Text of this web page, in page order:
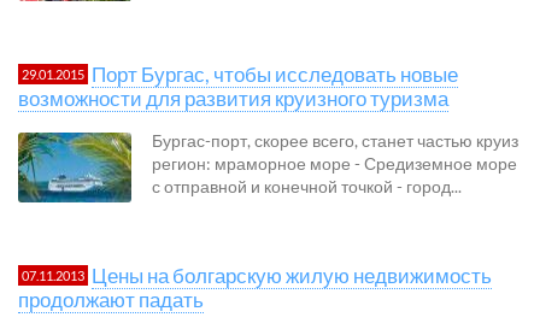
29.01.2015 Порт Бургас, чтобы исследовать новые
возможности для развития круизного туризма
Бургас-порт, скорее всего, станет частью круиз
регион: мраморное море - Средиземное море
с отправной и конечной точкой - город...
07.11.2013 Цены на болгарскую жилую недвижимость
продолжают падать